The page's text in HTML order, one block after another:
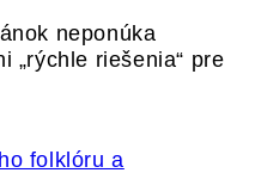
neponúka
„rýchle riešenia“ pre